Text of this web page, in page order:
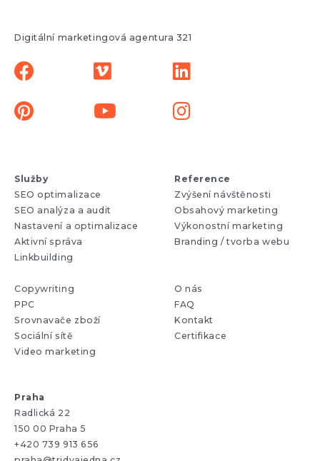
Digitální marketingová agentura 321
Služby
SEO optimalizace
SEO analýza a audit
Nastavení a optimalizace
Aktivní správa
Linkbuilding
Copywriting
PPC
Srovnavače zboží
Sociální sítě
Video marketing
Reference
Zvýšení návštěnosti
Obsahový marketing
Výkonostní marketing
Branding / tvorba webu
O nás
FAQ
Kontakt
Certifikace
Praha
Radlická 22
150 00 Praha 5
+420 739 913 656